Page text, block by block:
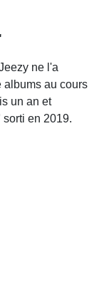
ne l'a
albums au cours
un an et
en 2019.